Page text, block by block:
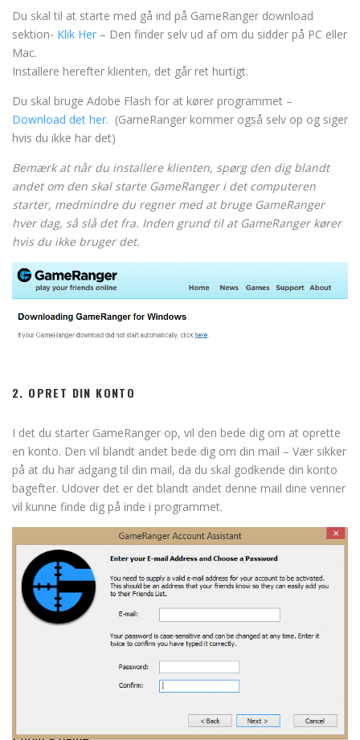
Du skal til at starte med gå ind på GameRanger download
sektion- Klik Her – Den finder selv ud af om du sidder på PC eller
Mac.
Installere herefter klienten, det går ret hurtigt.
Du skal bruge Adobe Flash for at kører programmet –
Download det her. (GameRanger kommer også selv op og siger
hvis du ikke har det)
Bemærk at når du installere klienten, spørg den dig blandt
andet om den skal starte GameRanger i det computeren
starter, medmindre du regner med at bruge GameRanger
hver dag, så slå det fra. Inden grund til at GameRanger kører
hvis du ikke bruger det.
2. OPRET DIN KONTO
I det du starter GameRanger op, vil den bede dig om at oprette
en konto. Den vil blandt andet bede dig om din mail – Vær sikker
på at du har adgang til din mail, da du skal godkende din konto
bagefter. Udover det er det blandt andet denne mail dine venner
vil kunne finde dig på inde i programmet.